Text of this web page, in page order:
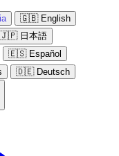
🇬🇧 English
🇯🇵 日本語
🇪🇸 Español
🇩🇪 Deutsch